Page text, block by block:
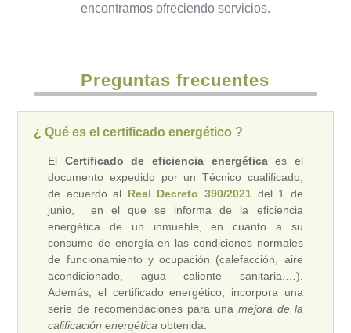
encontramos ofreciendo servicios.
Preguntas frecuentes
¿ Qué es el certificado energético ?
El Certificado de eficiencia energéticaes el
documento expedido por un Técnico cualificado,
de acuerdo al Real Decreto 390/2021 del 1 de
junio, en el que se informa de la eficiencia
energética de un inmueble, en cuanto a su
consumo de energía en las condiciones normales
de funcionamiento y ocupación (calefacción, aire
acondicionado, agua caliente sanitaria,…).
Además, el certificado energético, incorpora una
serie de recomendaciones para una mejora de la
calificación energética obtenida.